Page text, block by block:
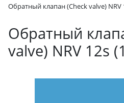
Обратный клапан (Сheck valve)
Обратный
valve) NRV 12s